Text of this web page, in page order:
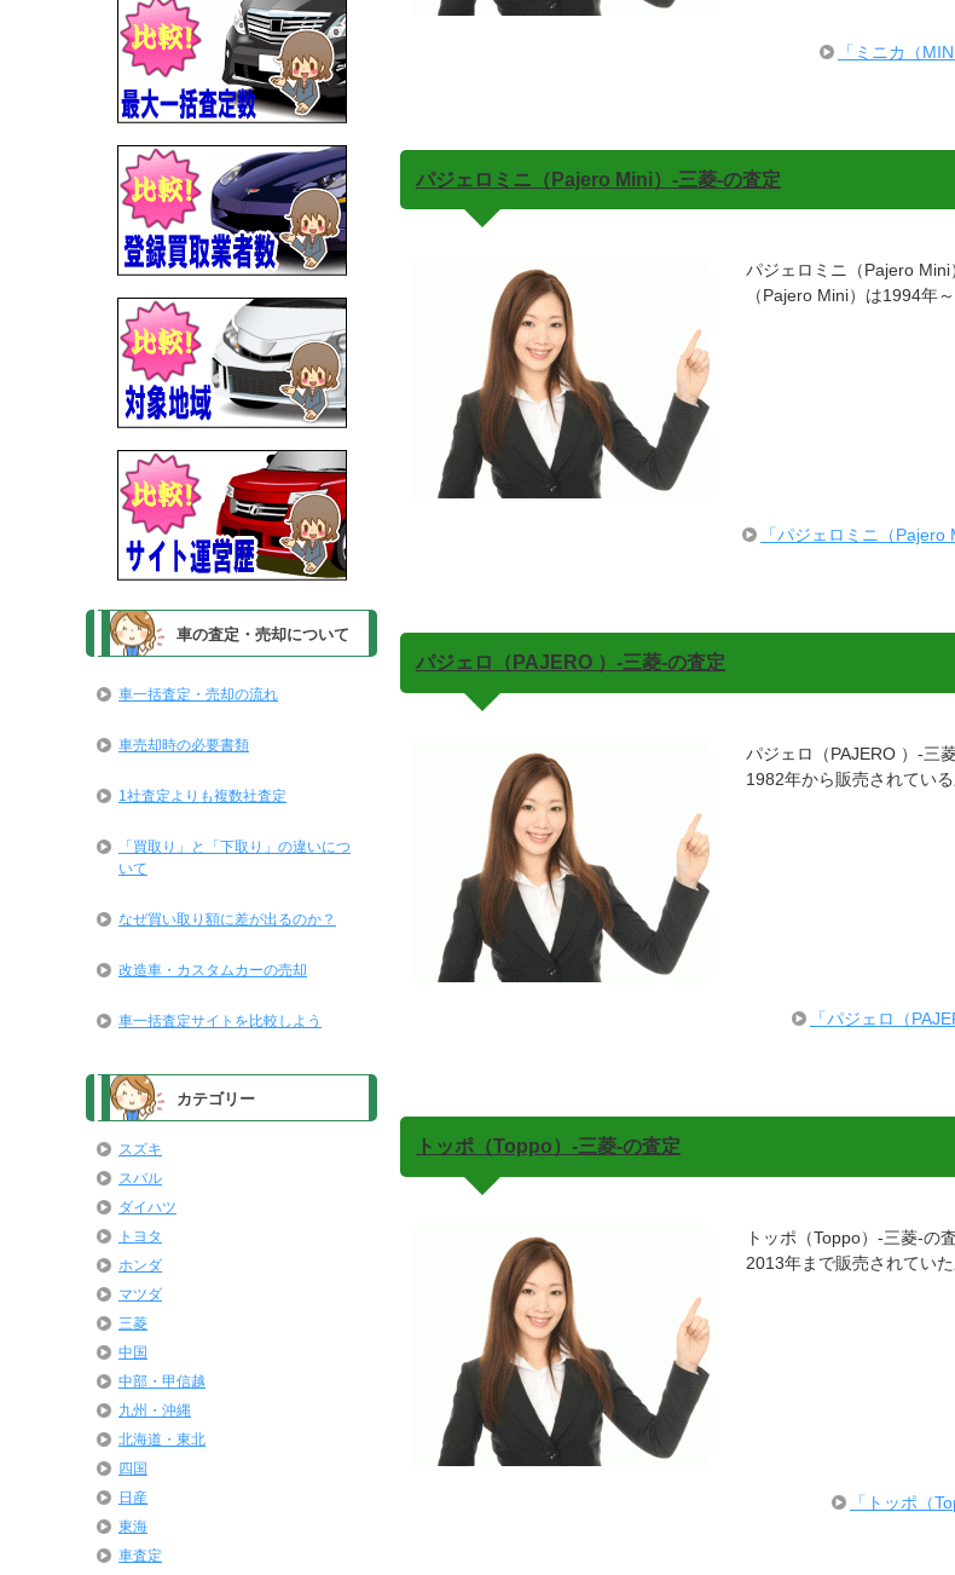
「ミニカ（
パジェロミニ（Pajero Mini）-三菱-の査定
パジェロミニ（Pajero
（Pajero Mini）は1994年
「パジェロミニ（
パジェロ（PAJERO ）-三菱-の査定
パジェロ（PAJERO ）-三
1982年から販売されてい
「パジェロ（
トッポ（Toppo）-三菱-の査定
トッポ（Toppo）-三菱-の
2013年まで販売されてい
「トッポ（
車の査定・売却について
車一括査定・売却の流れ
車売却時の必要書類
1社査定よりも複数社査定
「買取り」と「下取り」の違いにつ
いて
なぜ買い取り額に差が出るのか？
改造車・カスタムカーの売却
車一括査定サイトを比較しよう
カテゴリー
スズキ
スバル
ダイハツ
トヨタ
ホンダ
マツダ
三菱
中国
中部・甲信越
九州・沖縄
北海道・東北
四国
日産
東海
車査定